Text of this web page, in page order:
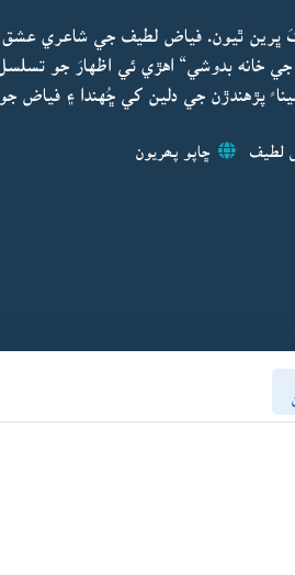
ڀرين ٿيون. فياض لطيف جي شاعري عشق
خانه بدوشي“ اهڙي ئي اظهارَ جو تسلسل
پڙهندڙن جي دلين کي ڇُهندا ۽ فياض جو
لطيف ڇاپو پھريون